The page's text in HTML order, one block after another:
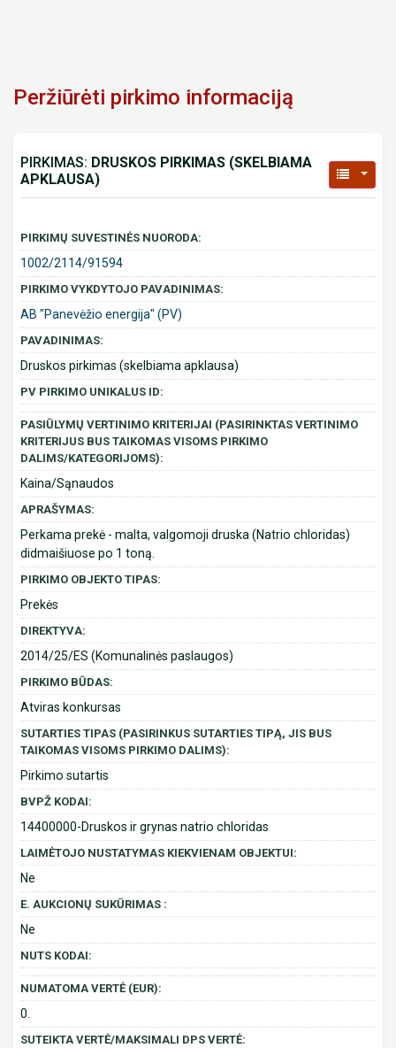
Peržiūrėti pirkimo informaciją
PIRKIMAS: DRUSKOS PIRKIMAS (SKELBIAMA
APKLAUSA)
PIRKIMŲ SUVESTINĖS NUORODA:
1002/2114/91594
PIRKIMO VYKDYTOJO PAVADINIMAS:
AB "Panevėžio energija" (PV)
PAVADINIMAS:
Druskos pirkimas (skelbiama apklausa)
PV PIRKIMO UNIKALUS ID:
PASIŪLYMŲ VERTINIMO KRITERIJAI (PASIRINKTAS VERTINIMO
KRITERIJUS BUS TAIKOMAS VISOMS PIRKIMO
DALIMS/KATEGORIJOMS):
Kaina/Sąnaudos
APRAŠYMAS:
Perkama prekė - malta, valgomoji druska (Natrio chloridas)
didmaišiuose po 1 toną.
PIRKIMO OBJEKTO TIPAS:
Prekės
DIREKTYVA:
2014/25/ES (Komunalinės paslaugos)
PIRKIMO BŪDAS:
Atviras konkursas
SUTARTIES TIPAS (PASIRINKUS SUTARTIES TIPĄ, JIS BUS
TAIKOMAS VISOMS PIRKIMO DALIMS):
Pirkimo sutartis
BVPŽ KODAI:
14400000-Druskos ir grynas natrio chloridas
LAIMĖTOJO NUSTATYMAS KIEKVIENAM OBJEKTUI:
Ne
E. AUKCIONŲ SUKŪRIMAS :
Ne
NUTS KODAI:
NUMATOMA VERTĖ (EUR):
0.
SUTEIKTA VERTĖ/MAKSIMALI DPS VERTĖ: